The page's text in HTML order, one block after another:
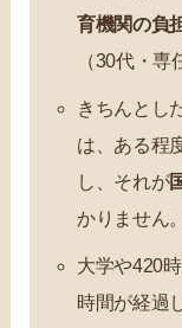
育機関の負
（30代・専
きちんとし
は、ある程
し、それが
かりません
大学や420
時間が経過